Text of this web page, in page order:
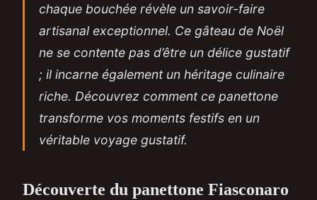
chaque bouchée révèle un savoir-faire
artisanal exceptionnel. Ce gâteau de Noël
ne se contente pas d’être un délice gustatif
; il incarne également un héritage culinaire
riche. Découvrez comment ce panettone
transforme vos moments festifs en un
véritable voyage gustatif.
Découverte du panettone Fiasconaro